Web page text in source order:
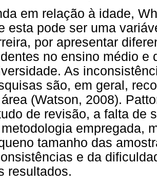
em relação à idade,
esta pode ser uma
por apresentar
no ensino médio e
As
são, em geral,
(Watson, 2008).
de revisão, a falta de
empregada,
tamanho das
e da
resultados.